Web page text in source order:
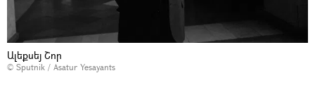
Ալեքսեյ Շոր
© Sputnik / Asatur Yesayants